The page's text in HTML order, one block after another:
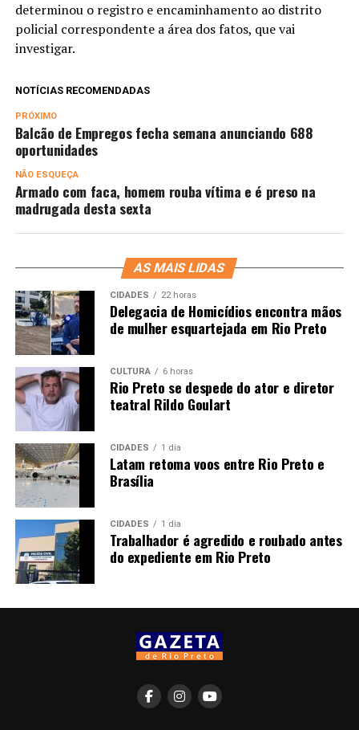
determinou o registro e encaminhamento ao distrito
policial correspondente a área dos fatos, que vai
investigar.
NOTÍCIAS RECOMENDADAS
PRÓXIMO
Balcão de Empregos fecha semana anunciando 688
oportunidades
NÃO ESQUEÇA
Armado com faca, homem rouba vítima e é preso na
madrugada desta sexta
AS MAIS LIDAS
CIDADES 22 horas
Delegacia de Homicídios encontra mãos
de mulher esquartejada em Rio Preto
CULTURA 6 horas
Rio Preto se despede do ator e diretor
teatral Rildo Goulart
CIDADES 1 dia
Latam retoma voos entre Rio Preto e
Brasília
CIDADES 1 dia
Trabalhador é agredido e roubado antes
do expediente em Rio Preto